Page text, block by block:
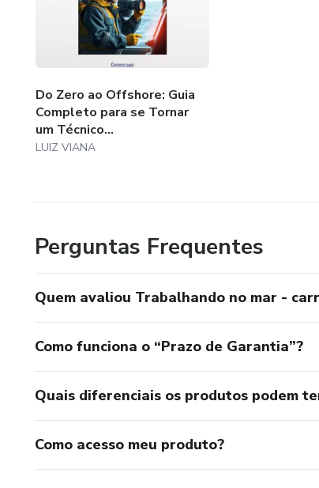
Do Zero ao Offshore: Guia
Completo para se Tornar
um Técnico...
LUIZ VIANA
Perguntas Frequentes
Quem avaliou Trabalhando no mar -
Como funciona o “Prazo de Garantia”?
Quais diferenciais os produtos podem
Como acesso meu produto?